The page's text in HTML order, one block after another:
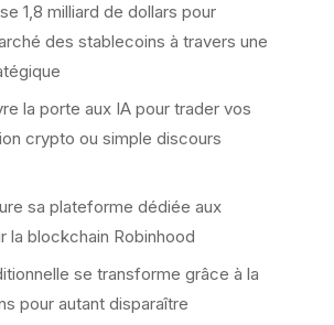
1,8 milliard de dollars pour
des stablecoins à travers une
la porte aux IA pour trader vos
crypto ou simple discours
sa plateforme dédiée aux
la blockchain Robinhood
se transforme grâce à la
pour autant disparaître